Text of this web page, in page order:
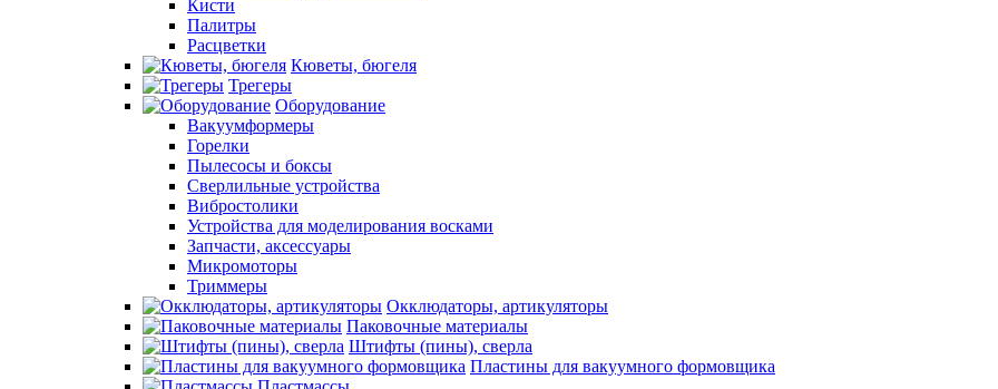
Кисти
Палитры
Расцветки
Кюветы, бюгеля
Трегеры
Оборудование
Вакуумформеры
Горелки
Пылесосы и боксы
Сверлильные устройства
Вибростолики
Устройства для моделирования восками
Запчасти, аксессуары
Микромоторы
Триммеры
Окклюдаторы, артикуляторы
Паковочные материалы
Штифты (пины), сверла
Пластины для вакуумного формовщика